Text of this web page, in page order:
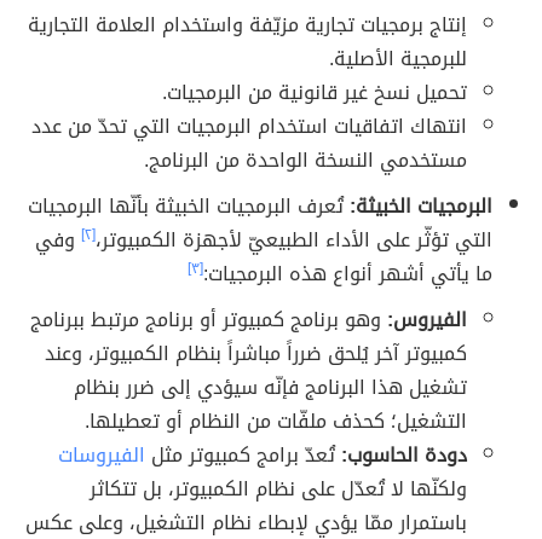
إنتاج برمجيات تجارية مزيّفة واستخدام العلامة التجارية
للبرمجية الأصلية.
تحميل نسخ غير قانونية من البرمجيات.
انتهاك اتفاقيات استخدام البرمجيات التي تحدّ من عدد
مستخدمي النسخة الواحدة من البرنامج.
البرمجيات الخبيثة:تُعرف البرمجيات الخبيثة بأنّها البرمجيات
التي تؤثّر على الأداء الطبيعيّ لأجهزة الكمبيوتر،[٢] وفي
ما يأتي أشهر أنواع هذه البرمجيات:[٣]
الفيروس: وهو برنامج كمبيوتر أو برنامج مرتبط ببرنامج
كمبيوتر آخر يُلحق ضرراً مباشراً بنظام الكمبيوتر، وعند
تشغيل هذا البرنامج فإنّه سيؤدي إلى ضرر بنظام
التشغيل؛ كحذف ملفّات من النظام أو تعطيلها.
دودة الحاسوب:تُعدّ برامج كمبيوتر مثل الفيروسات
ولكنّها لا تُعدّل على نظام الكمبيوتر، بل تتكاثر
باستمرار ممّا يؤدي لإبطاء نظام التشغيل، وعلى عكس